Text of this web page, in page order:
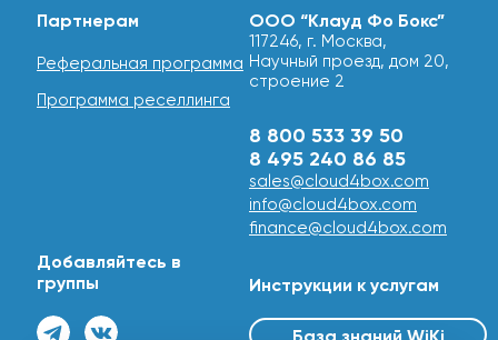
Партнерам
Реферальная программа
Программа реселлинга
Добавляйтесь в
группы
ООО “Клауд Фо Бокс”
117246, г. Москва,
Научный проезд, дом 20,
строение 2
8 800 533 39 50
8 495 240 86 85
sales@cloud4box.com
info@cloud4box.com
finance@cloud4box.com
Инструкции к услугам